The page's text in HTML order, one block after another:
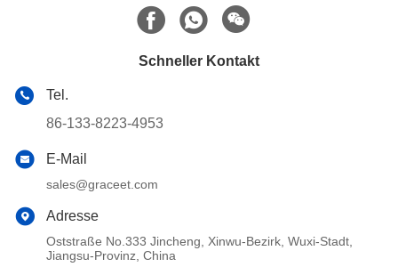
Schneller Kontakt
Tel.
86-133-8223-4953
E-Mail
sales@graceet.com
Adresse
Oststraße No.333 Jincheng, Xinwu-Bezirk, Wuxi-Stadt,
Jiangsu-Provinz, China